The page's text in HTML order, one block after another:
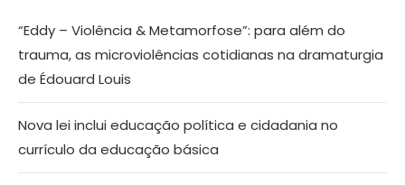
“Eddy – Violência & Metamorfose”: para além do
trauma, as microviolências cotidianas na dramaturgia
de Édouard Louis
Nova lei inclui educação política e cidadania no
currículo da educação básica